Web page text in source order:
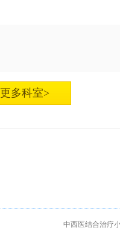
更多科室>
中西医结合治疗